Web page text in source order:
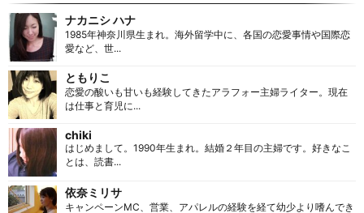
ナカニシ ハナ
1985年神奈川県生まれ。海外留学中に、各国の恋愛事情や国際恋
愛など、世...
ともりこ
恋愛の酸いも甘いも経験してきたアラフォー主婦ライター。現在
は仕事と育児に...
chiki
はじめまして。1990年生まれ。結婚２年目の主婦です。好きなこ
とは、読書...
依奈ミリサ
キャンペーンMC、営業、アパレルの経験を経て幼少より嗜んでき